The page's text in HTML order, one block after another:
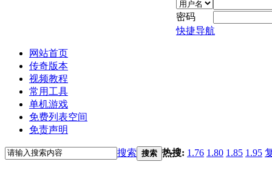
密码
快捷导航
网站首页
传奇版本
视频教程
常用工具
单机游戏
免费列表空间
免责声明
搜索 搜索 热搜: 1.76 1.80 1.85 1.95